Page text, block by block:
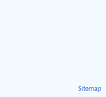
Sitemap